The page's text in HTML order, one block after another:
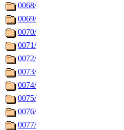
0068/
0069/
0070/
0071/
0072/
0073/
0074/
0075/
0076/
0077/